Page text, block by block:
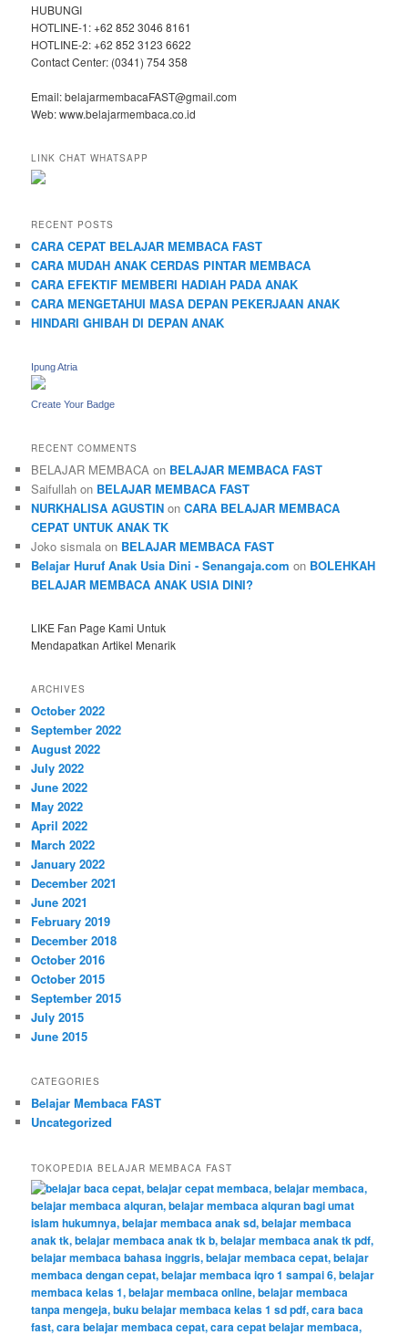
HUBUNGI
HOTLINE-1: +62 852 3046 8161
HOTLINE-2: +62 852 3123 6622
Contact Center: (0341) 754 358
Email: belajarmembacaFAST@gmail.com
Web: www.belajarmembaca.co.id
LINK CHAT WHATSAPP
RECENT POSTS
CARA CEPAT BELAJAR MEMBACA FAST
CARA MUDAH ANAK CERDAS PINTAR MEMBACA
CARA EFEKTIF MEMBERI HADIAH PADA ANAK
CARA MENGETAHUI MASA DEPAN PEKERJAAN ANAK
HINDARI GHIBAH DI DEPAN ANAK
Ipung Atria
Create Your Badge
RECENT COMMENTS
BELAJAR MEMBACA on BELAJAR MEMBACA FAST
Saifullah on BELAJAR MEMBACA FAST
NURKHALISA AGUSTIN onCARA BELAJAR MEMBACA
CEPAT UNTUK ANAK TK
Joko sismala on BELAJAR MEMBACA FAST
Belajar Huruf Anak Usia Dini - Senangaja.com on BOLEHKAH
BELAJAR MEMBACA ANAK USIA DINI?
LIKE Fan Page Kami Untuk
Mendapatkan Artikel Menarik
ARCHIVES
October 2022
September 2022
August 2022
July 2022
June 2022
May 2022
April 2022
March 2022
January 2022
December 2021
June 2021
February 2019
December 2018
October 2016
October 2015
September 2015
July 2015
June 2015
CATEGORIES
Belajar Membaca FAST
Uncategorized
TOKOPEDIA BELAJAR MEMBACA FAST